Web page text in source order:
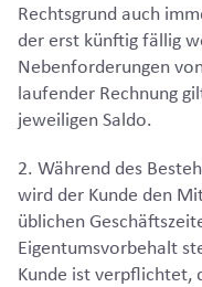
Rechtsgrund auch
der erst künftig fällig
Nebenforderungen
laufender Rechnung
jeweiligen Saldo.
2. Während des
wird der Kunde den
üblichen
Eigentumsvorbehalt
Kunde ist verpflichtet,